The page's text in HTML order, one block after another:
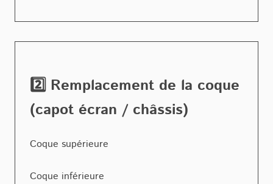
2️⃣ Remplacement de la coque
(capot écran / châssis)
Coque supérieure
Coque inférieure